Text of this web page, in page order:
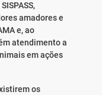
amadores e
e, ao
atendimento a
em ações
os